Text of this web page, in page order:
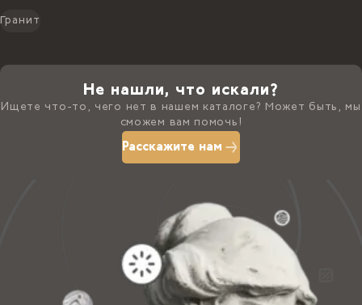
Гранит
Не нашли, что искали?
Ищете что-то, чего нет в нашем каталоге? Может быть, мы
сможем вам помочь!
Расскажите нам